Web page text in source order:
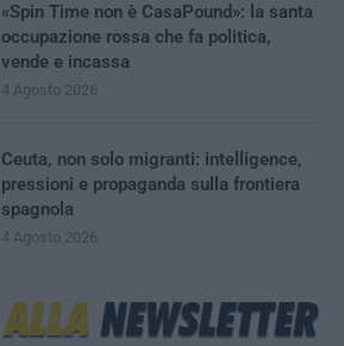
«Spin Time non è CasaPound»: la santa
occupazione rossa che fa politica,
vende e incassa
4 Agosto 2026
Ceuta, non solo migranti: intelligence,
pressioni e propaganda sulla frontiera
spagnola
4 Agosto 2026